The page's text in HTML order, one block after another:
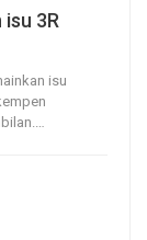
isu 3R
isu
…